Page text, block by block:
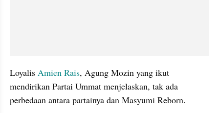
Loyalis Amien Rais, Agung Mozin yang ikut
mendirikan Partai Ummat menjelaskan, tak ada
perbedaan antara partainya dan Masyumi Reborn.